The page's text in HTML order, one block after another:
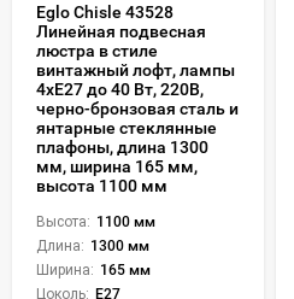
Eglo Chisle 43528
Линейная подвесная
люстра в стиле
винтажный лофт, лампы
4xE27 до 40 Вт, 220В,
черно-бронзовая сталь и
янтарные стеклянные
плафоны, длина 1300
мм, ширина 165 мм,
высота 1100 мм
Высота: 1100 мм
Длина: 1300 мм
Ширина: 165 мм
Цоколь: E27